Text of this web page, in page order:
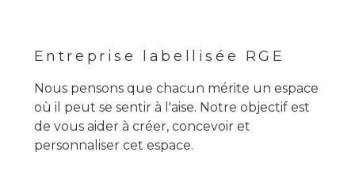
Entreprise labellisée RGE
Nous pensons que chacun mérite un espace
où il peut se sentir à l'aise. Notre objectif est
de vous aider à créer, concevoir et
personnaliser cet espace.